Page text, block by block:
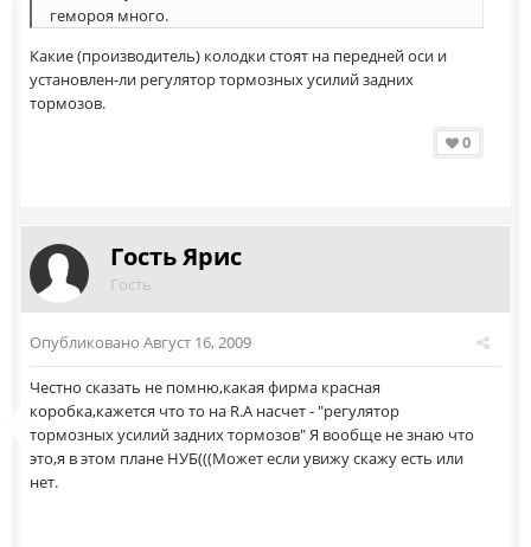
гемороя много.
Какие (производитель) колодки стоят на передней оси и
установлен-ли регулятор тормозных усилий задних
тормозов.
0
Гость Ярис
Гость
Опубликовано Август 16, 2009
Честно сказать не помню,какая фирма красная
коробка,кажется что то на R.А насчет - "регулятор
тормозных усилий задних тормозов" Я вообще не знаю что
это,я в этом плане НУБ(((Может если увижу скажу есть или
нет.